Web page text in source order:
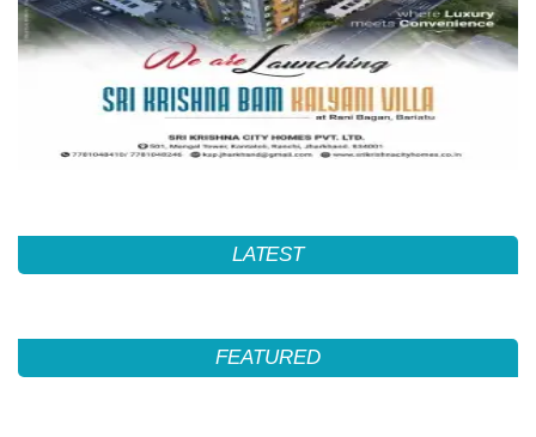
LATEST
FEATURED